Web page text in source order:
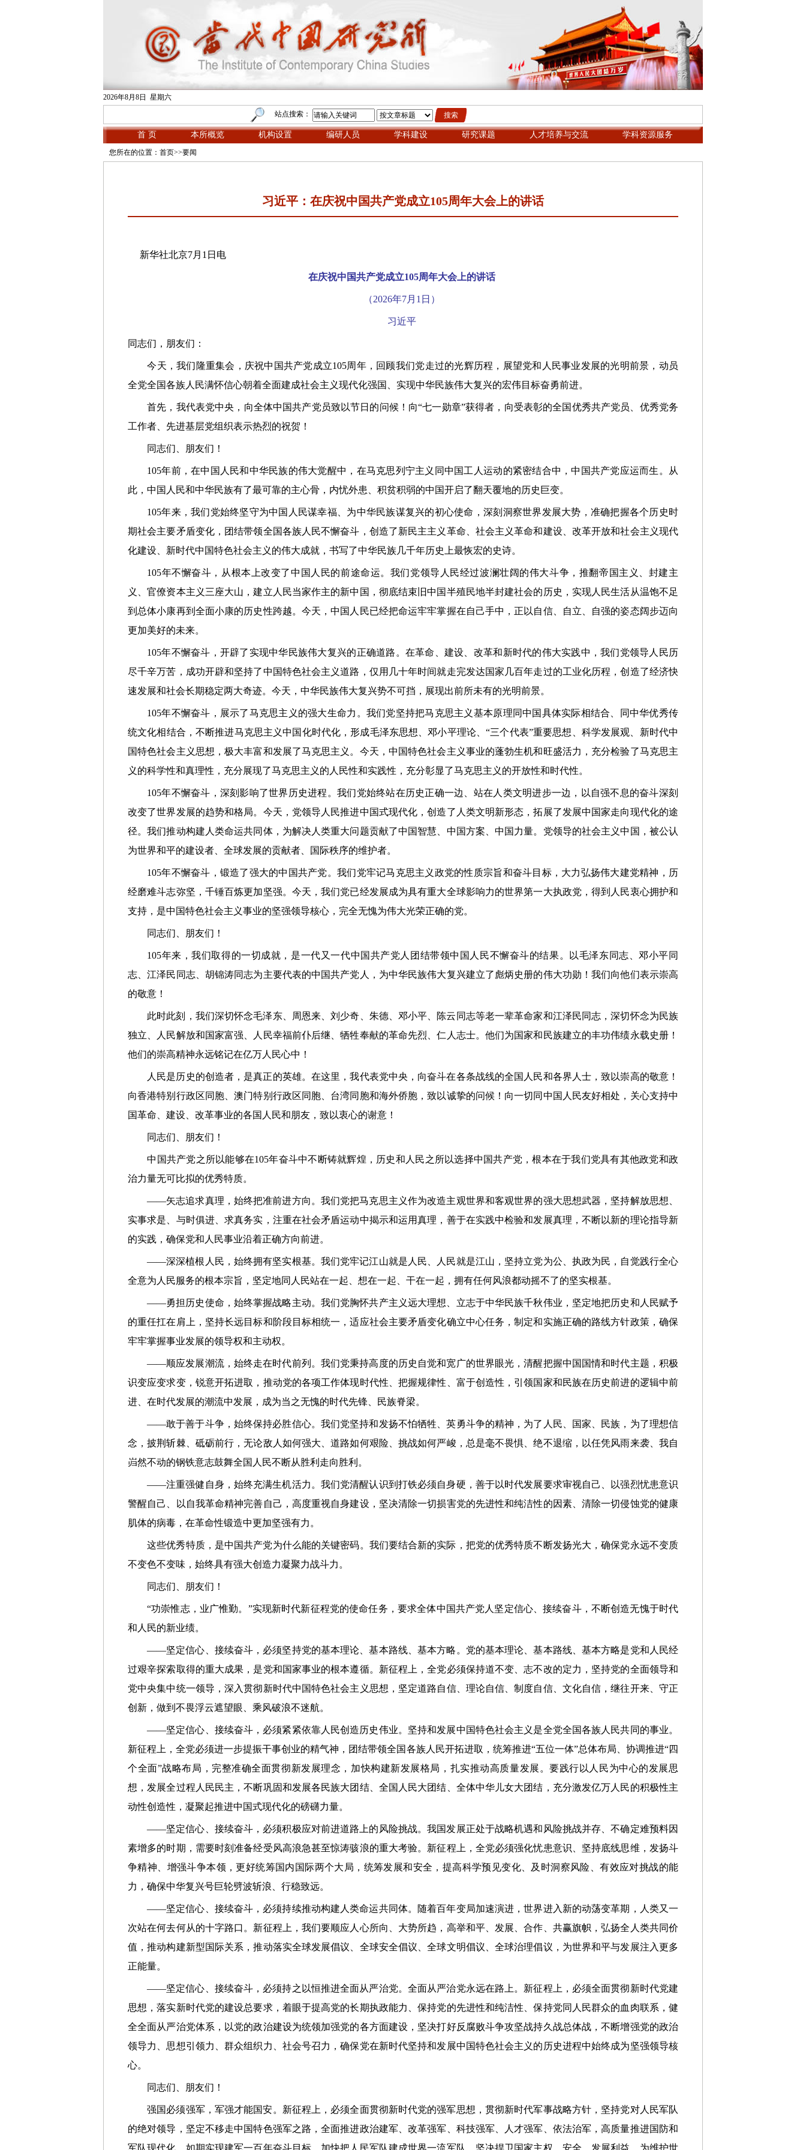
2026年8月8日 星期六
站点搜索：
首 页 本所概览 机构设置 编研人员 学科建设 研究课题 人才培养与交流 学科资源服务
您所在的位置： 首页>>要闻
习近平：在庆祝中国共产党成立105周年大会上的讲话
新华社北京7月1日电
在庆祝中国共产党成立105周年大会上的讲话
（2026年7月1日）
习近平
同志们，朋友们：
今天，我们隆重集会，庆祝中国共产党成立105周年，回顾我们党走过的光辉历程，展望党和人民事业发展的光明前景，动员
全党全国各族人民满怀信心朝着全面建成社会主义现代化强国、实现中华民族伟大复兴的宏伟目标奋勇前进。
首先，我代表党中央，向全体中国共产党员致以节日的问候！向“七一勋章”获得者，向受表彰的全国优秀共产党员、优秀党务
工作者、先进基层党组织表示热烈的祝贺！
同志们、朋友们！
105年前，在中国人民和中华民族的伟大觉醒中，在马克思列宁主义同中国工人运动的紧密结合中，中国共产党应运而生。从
此，中国人民和中华民族有了最可靠的主心骨，内忧外患、积贫积弱的中国开启了翻天覆地的历史巨变。
105年来，我们党始终坚守为中国人民谋幸福、为中华民族谋复兴的初心使命，深刻洞察世界发展大势，准确把握各个历史时
期社会主要矛盾变化，团结带领全国各族人民不懈奋斗，创造了新民主主义革命、社会主义革命和建设、改革开放和社会主义现代
化建设、新时代中国特色社会主义的伟大成就，书写了中华民族几千年历史上最恢宏的史诗。
105年不懈奋斗，从根本上改变了中国人民的前途命运。我们党领导人民经过波澜壮阔的伟大斗争，推翻帝国主义、封建主
义、官僚资本主义三座大山，建立人民当家作主的新中国，彻底结束旧中国半殖民地半封建社会的历史，实现人民生活从温饱不足
到总体小康再到全面小康的历史性跨越。今天，中国人民已经把命运牢牢掌握在自己手中，正以自信、自立、自强的姿态阔步迈向
更加美好的未来。
105年不懈奋斗，开辟了实现中华民族伟大复兴的正确道路。在革命、建设、改革和新时代的伟大实践中，我们党领导人民历
尽千辛万苦，成功开辟和坚持了中国特色社会主义道路，仅用几十年时间就走完发达国家几百年走过的工业化历程，创造了经济快
速发展和社会长期稳定两大奇迹。今天，中华民族伟大复兴势不可挡，展现出前所未有的光明前景。
105年不懈奋斗，展示了马克思主义的强大生命力。我们党坚持把马克思主义基本原理同中国具体实际相结合、同中华优秀传
统文化相结合，不断推进马克思主义中国化时代化，形成毛泽东思想、邓小平理论、“三个代表”重要思想、科学发展观、新时代中
国特色社会主义思想，极大丰富和发展了马克思主义。今天，中国特色社会主义事业的蓬勃生机和旺盛活力，充分检验了马克思主
义的科学性和真理性，充分展现了马克思主义的人民性和实践性，充分彰显了马克思主义的开放性和时代性。
105年不懈奋斗，深刻影响了世界历史进程。我们党始终站在历史正确一边、站在人类文明进步一边，以自强不息的奋斗深刻
改变了世界发展的趋势和格局。今天，党领导人民推进中国式现代化，创造了人类文明新形态，拓展了发展中国家走向现代化的途
径。我们推动构建人类命运共同体，为解决人类重大问题贡献了中国智慧、中国方案、中国力量。党领导的社会主义中国，被公认
为世界和平的建设者、全球发展的贡献者、国际秩序的维护者。
105年不懈奋斗，锻造了强大的中国共产党。我们党牢记马克思主义政党的性质宗旨和奋斗目标，大力弘扬伟大建党精神，历
经磨难斗志弥坚，千锤百炼更加坚强。今天，我们党已经发展成为具有重大全球影响力的世界第一大执政党，得到人民衷心拥护和
支持，是中国特色社会主义事业的坚强领导核心，完全无愧为伟大光荣正确的党。
同志们、朋友们！
105年来，我们取得的一切成就，是一代又一代中国共产党人团结带领中国人民不懈奋斗的结果。以毛泽东同志、邓小平同
志、江泽民同志、胡锦涛同志为主要代表的中国共产党人，为中华民族伟大复兴建立了彪炳史册的伟大功勋！我们向他们表示崇高
的敬意！
此时此刻，我们深切怀念毛泽东、周恩来、刘少奇、朱德、邓小平、陈云同志等老一辈革命家和江泽民同志，深切怀念为民族
独立、人民解放和国家富强、人民幸福前仆后继、牺牲奉献的革命先烈、仁人志士。他们为国家和民族建立的丰功伟绩永载史册！
他们的崇高精神永远铭记在亿万人民心中！
人民是历史的创造者，是真正的英雄。在这里，我代表党中央，向奋斗在各条战线的全国人民和各界人士，致以崇高的敬意！
向香港特别行政区同胞、澳门特别行政区同胞、台湾同胞和海外侨胞，致以诚挚的问候！向一切同中国人民友好相处，关心支持中
国革命、建设、改革事业的各国人民和朋友，致以衷心的谢意！
同志们、朋友们！
中国共产党之所以能够在105年奋斗中不断铸就辉煌，历史和人民之所以选择中国共产党，根本在于我们党具有其他政党和政
治力量无可比拟的优秀特质。
——矢志追求真理，始终把准前进方向。我们党把马克思主义作为改造主观世界和客观世界的强大思想武器，坚持解放思想、
实事求是、与时俱进、求真务实，注重在社会矛盾运动中揭示和运用真理，善于在实践中检验和发展真理，不断以新的理论指导新
的实践，确保党和人民事业沿着正确方向前进。
——深深植根人民，始终拥有坚实根基。我们党牢记江山就是人民、人民就是江山，坚持立党为公、执政为民，自觉践行全心
全意为人民服务的根本宗旨，坚定地同人民站在一起、想在一起、干在一起，拥有任何风浪都动摇不了的坚实根基。
——勇担历史使命，始终掌握战略主动。我们党胸怀共产主义远大理想、立志于中华民族千秋伟业，坚定地把历史和人民赋予
的重任扛在肩上，坚持长远目标和阶段目标相统一，适应社会主要矛盾变化确立中心任务，制定和实施正确的路线方针政策，确保
牢牢掌握事业发展的领导权和主动权。
——顺应发展潮流，始终走在时代前列。我们党秉持高度的历史自觉和宽广的世界眼光，清醒把握中国国情和时代主题，积极
识变应变求变，锐意开拓进取，推动党的各项工作体现时代性、把握规律性、富于创造性，引领国家和民族在历史前进的逻辑中前
进、在时代发展的潮流中发展，成为当之无愧的时代先锋、民族脊梁。
——敢于善于斗争，始终保持必胜信心。我们党坚持和发扬不怕牺牲、英勇斗争的精神，为了人民、国家、民族，为了理想信
念，披荆斩棘、砥砺前行，无论敌人如何强大、道路如何艰险、挑战如何严峻，总是毫不畏惧、绝不退缩，以任凭风雨来袭、我自
岿然不动的钢铁意志鼓舞全国人民不断从胜利走向胜利。
——注重强健自身，始终充满生机活力。我们党清醒认识到打铁必须自身硬，善于以时代发展要求审视自己、以强烈忧患意识
警醒自己、以自我革命精神完善自己，高度重视自身建设，坚决清除一切损害党的先进性和纯洁性的因素、清除一切侵蚀党的健康
肌体的病毒，在革命性锻造中更加坚强有力。
这些优秀特质，是中国共产党为什么能的关键密码。我们要结合新的实际，把党的优秀特质不断发扬光大，确保党永远不变质
不变色不变味，始终具有强大创造力凝聚力战斗力。
同志们、朋友们！
“功崇惟志，业广惟勤。”实现新时代新征程党的使命任务，要求全体中国共产党人坚定信心、接续奋斗，不断创造无愧于时代
和人民的新业绩。
——坚定信心、接续奋斗，必须坚持党的基本理论、基本路线、基本方略。党的基本理论、基本路线、基本方略是党和人民经
过艰辛探索取得的重大成果，是党和国家事业的根本遵循。新征程上，全党必须保持道不变、志不改的定力，坚持党的全面领导和
党中央集中统一领导，深入贯彻新时代中国特色社会主义思想，坚定道路自信、理论自信、制度自信、文化自信，继往开来、守正
创新，做到不畏浮云遮望眼、乘风破浪不迷航。
——坚定信心、接续奋斗，必须紧紧依靠人民创造历史伟业。坚持和发展中国特色社会主义是全党全国各族人民共同的事业。
新征程上，全党必须进一步提振干事创业的精气神，团结带领全国各族人民开拓进取，统筹推进“五位一体”总体布局、协调推进“四
个全面”战略布局，完整准确全面贯彻新发展理念，加快构建新发展格局，扎实推动高质量发展。要践行以人民为中心的发展思
想，发展全过程人民民主，不断巩固和发展各民族大团结、全国人民大团结、全体中华儿女大团结，充分激发亿万人民的积极性主
动性创造性，凝聚起推进中国式现代化的磅礴力量。
——坚定信心、接续奋斗，必须积极应对前进道路上的风险挑战。我国发展正处于战略机遇和风险挑战并存、不确定难预料因
素增多的时期，需要时刻准备经受风高浪急甚至惊涛骇浪的重大考验。新征程上，全党必须强化忧患意识、坚持底线思维，发扬斗
争精神、增强斗争本领，更好统筹国内国际两个大局，统筹发展和安全，提高科学预见变化、及时洞察风险、有效应对挑战的能
力，确保中华复兴号巨轮劈波斩浪、行稳致远。
——坚定信心、接续奋斗，必须持续推动构建人类命运共同体。随着百年变局加速演进，世界进入新的动荡变革期，人类又一
次站在何去何从的十字路口。新征程上，我们要顺应人心所向、大势所趋，高举和平、发展、合作、共赢旗帜，弘扬全人类共同价
值，推动构建新型国际关系，推动落实全球发展倡议、全球安全倡议、全球文明倡议、全球治理倡议，为世界和平与发展注入更多
正能量。
——坚定信心、接续奋斗，必须持之以恒推进全面从严治党。全面从严治党永远在路上。新征程上，必须全面贯彻新时代党建
思想，落实新时代党的建设总要求，着眼于提高党的长期执政能力、保持党的先进性和纯洁性、保持党同人民群众的血肉联系，健
全全面从严治党体系，以党的政治建设为统领加强党的各方面建设，坚决打好反腐败斗争攻坚战持久战总体战，不断增强党的政治
领导力、思想引领力、群众组织力、社会号召力，确保党在新时代坚持和发展中国特色社会主义的历史进程中始终成为坚强领导核
心。
同志们、朋友们！
强国必须强军，军强才能国安。新征程上，必须全面贯彻新时代党的强军思想，贯彻新时代军事战略方针，坚持党对人民军队
的绝对领导，坚定不移走中国特色强军之路，全面推进政治建军、改革强军、科技强军、人才强军、依法治军，高质量推进国防和
军队现代化，如期实现建军一百年奋斗目标，加快把人民军队建成世界一流军队，坚决捍卫国家主权、安全、发展利益，为维护世